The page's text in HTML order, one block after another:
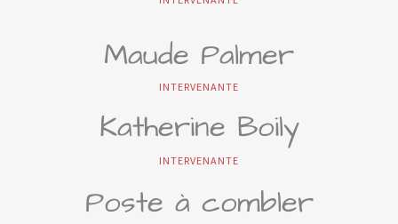
Maude Palmer
INTERVENANTE
Katherine Boily
INTERVENANTE
Poste à combler